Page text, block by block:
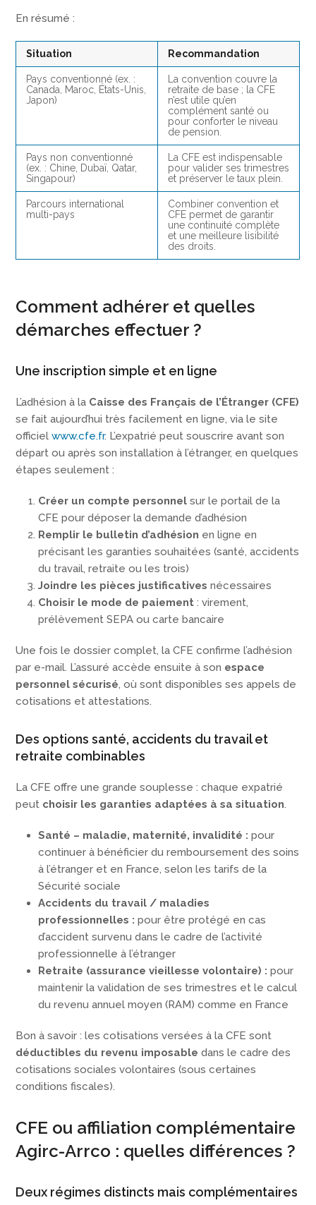
En résumé :
Situation Recommandation
Pays conventionné (ex. :
Canada, Maroc, États-Unis,
Japon)
La convention couvre la
retraite de base ; la CFE
n’est utile qu’en
complément santé ou
pour conforter le niveau
de pension.
Pays non conventionné
(ex. : Chine, Dubaï, Qatar,
Singapour)
La CFE est indispensable
pour valider ses trimestres
et préserver le taux plein.
Parcours international
multi-pays
Combiner convention et
CFE permet de garantir
une continuité complète
et une meilleure lisibilité
des droits.
Comment adhérer et quelles
démarches effectuer ?
Une inscription simple et en ligne
L’adhésion à la Caisse des Français de l’Étranger (CFE)
se fait aujourd’hui très facilement en ligne, via le site
officielwww.cfe.fr. L’expatrié peut souscrire avant son
départ ou après son installation à l’étranger, en quelques
étapes seulement :
Créer un compte personnel sur le portail de la
CFE pour déposer la demande d’adhésion
Remplir le bulletin d’adhésion en ligne en
précisant les garanties souhaitées (santé, accidents
du travail, retraite ou les trois)
Joindre les pièces justificatives nécessaires
Choisir le mode de paiement : virement,
prélèvement SEPA ou carte bancaire
Une fois le dossier complet, la CFE confirme l’adhésion
par e-mail. L’assuré accède ensuite à son espace
personnel sécurisé, où sont disponibles ses appels de
cotisations et attestations.
Des options santé, accidents du travail et
retraite combinables
La CFE offre une grande souplesse : chaque expatrié
peut choisir les garanties adaptées à sa situation.
Santé – maladie, maternité, invalidité : pour
continuer à bénéficier du remboursement des soins
à l’étranger et en France, selon les tarifs de la
Sécurité sociale
Accidents du travail / maladies
professionnelles : pour être protégé en cas
d’accident survenu dans le cadre de l’activité
professionnelle à l’étranger
Retraite (assurance vieillesse volontaire) : pour
maintenir la validation de ses trimestres et le calcul
du revenu annuel moyen (RAM) comme en France
Bon à savoir : les cotisations versées à la CFE sont
déductibles du revenu imposable dans le cadre des
cotisations sociales volontaires (sous certaines
conditions fiscales).
CFE ou affiliation complémentaire
Agirc-Arrco : quelles différences ?
Deux régimes distincts mais complémentaires